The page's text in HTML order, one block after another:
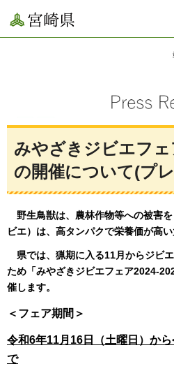
宮崎県
みやざきジビエフェ
の開催について(プ
野生鳥獣は、 農林作物等への被害
ビエ）は、高タンパクで栄養価が高
県では、猟期に入る11月からジビ
ため「みやざきジビエフェア2024-
催します。
＜フェア期間＞
令和6年11月16日（土曜日）か
で